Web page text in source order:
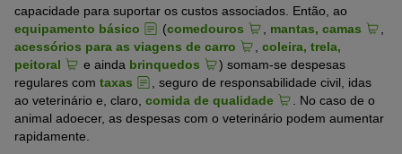
capacidade para suportar os custos associados. Então, ao
equipamento básico
(comedouros , mantas, camas
,
acessórios para as viagens de carro
, coleira, trela,
peitoral
e ainda brinquedos
) somam-se despesas
regulares com taxas
, seguro de responsabilidade civil, idas
ao veterinário e, claro, comida de qualidade
. No caso de o
animal adoecer, as despesas com o veterinário podem aumentar
rapidamente.